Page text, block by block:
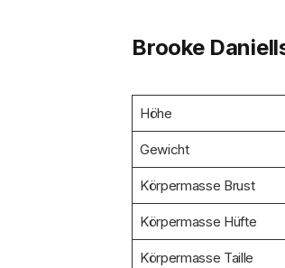
Brooke
Höhe
Gewicht
Körpermasse Brust
Körpermasse Hüfte
Körpermasse Taille